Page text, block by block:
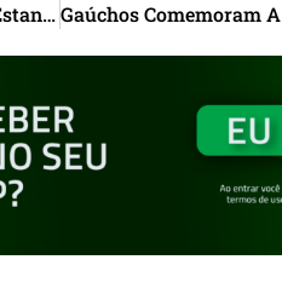
RS É O Único Estado Brasileiro Com Estande Coletivo Na Micam Milano, Na Itália